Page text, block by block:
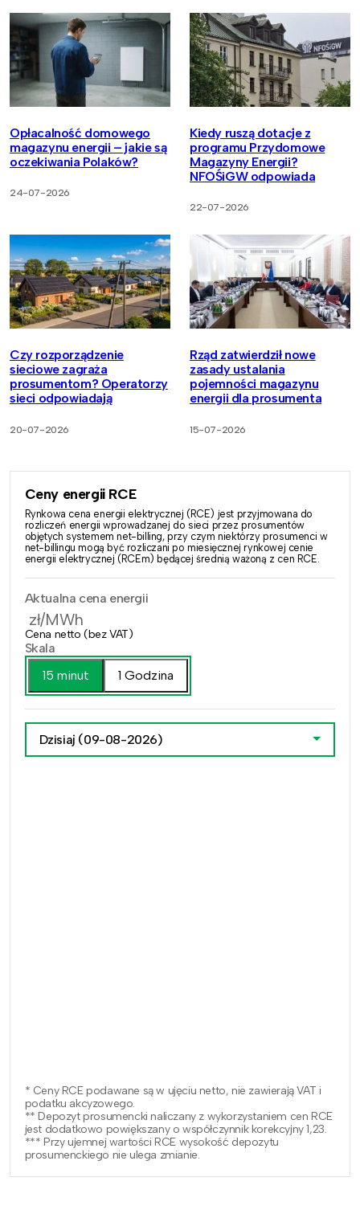
Opłacalność domowego
magazynu energii – jakie są
oczekiwania Polaków?
24-07-2026
Kiedy ruszą dotacje z
programu Przydomowe
Magazyny Energii?
NFOŚiGW odpowiada
22-07-2026
Czy rozporządzenie
sieciowe zagraża
prosumentom? Operatorzy
sieci odpowiadają
20-07-2026
Rząd zatwierdził nowe
zasady ustalania
pojemności magazynu
energii dla prosumenta
15-07-2026
Ceny energii RCE
Rynkowa cena energii elektrycznej (RCE) jest przyjmowana do
rozliczeń energii wprowadzanej do sieci przez prosumentów
objętych systemem net-billing, przy czym niektórzy prosumenci w
net-billingu mogą być rozliczani po miesięcznej rynkowej cenie
energii elektrycznej (RCEm) będącej średnią ważoną z cen RCE.
Aktualna cena energii
zł/MWh
Cena netto (bez VAT)
Skala
15 minut
1 Godzina
Dzisiaj (09-08-2026)
* Ceny RCE podawane są w ujęciu netto, nie zawierają VAT i
podatku akcyzowego.
** Depozyt prosumencki naliczany z wykorzystaniem cen RCE
jest dodatkowo powiększany o współczynnik korekcyjny 1,23.
*** Przy ujemnej wartości RCE wysokość depozytu
prosumenckiego nie ulega zmianie.